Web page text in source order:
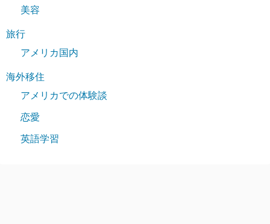
美容
旅行
アメリカ国内
海外移住
アメリカでの体験談
恋愛
英語学習